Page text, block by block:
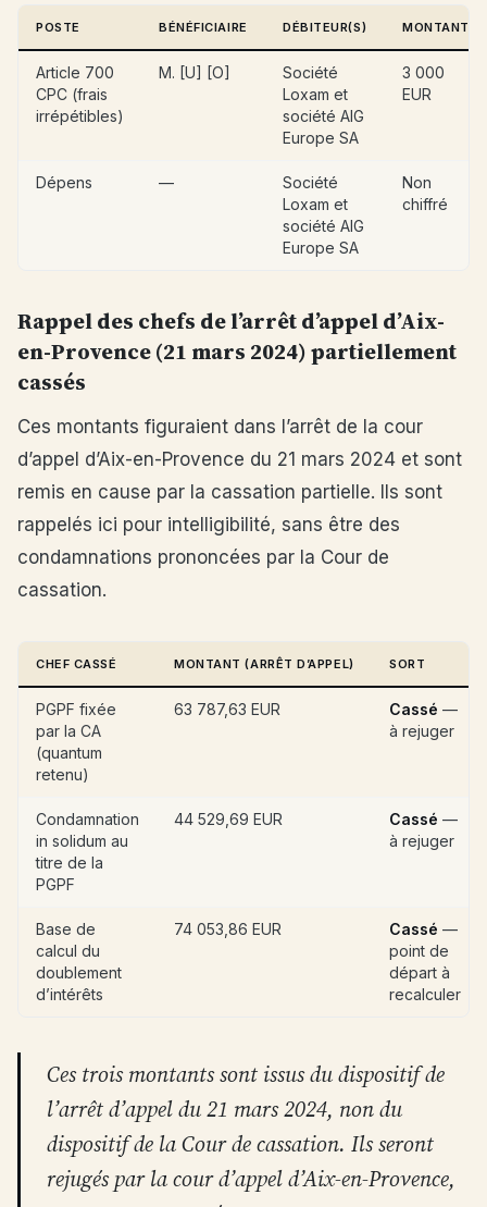
POSTE BÉNÉFICIAIRE DÉBITEUR(S) MONTANT
Article 700
CPC (frais
irrépétibles)
M. [U] [O]
Société
Loxam et
société AIG
Europe SA
3 000
EUR
Dépens —
Société
Loxam et
société AIG
Europe SA
Non
chiffré
Rappel des chefs de l’arrêt d’appel d’Aix-
en-Provence (21 mars 2024) partiellement
cassés
Ces montants figuraient dans l’arrêt de la cour
d’appel d’Aix-en-Provence du 21 mars 2024 et sont
remis en cause par la cassation partielle. Ils sont
rappelés ici pour intelligibilité, sans être des
condamnations prononcées par la Cour de
cassation.
CHEF CASSÉ MONTANT (ARRÊT D’APPEL) SORT
PGPF fixée
par la CA
(quantum
retenu)
63 787,63 EUR Cassé —
à rejuger
Condamnation
in solidum au
titre de la
PGPF
44 529,69 EUR Cassé —
à rejuger
Base de
calcul du
doublement
d’intérêts
74 053,86 EUR Cassé —
point de
départ à
recalculer
Ces trois montants sont issus du dispositif de
l’arrêt d’appel du 21 mars 2024, non du
dispositif de la Cour de cassation. Ils seront
rejugés par la cour d’appel d’Aix-en-Provence,